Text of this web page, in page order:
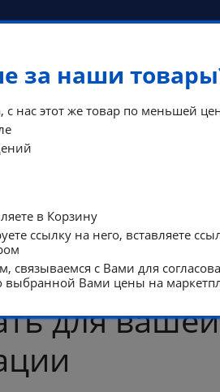
для
за наши
с нас этот же товар по меньшей
в Корзину
ссылку на него, вставляете
связываемся с Вами для
Вами цены на